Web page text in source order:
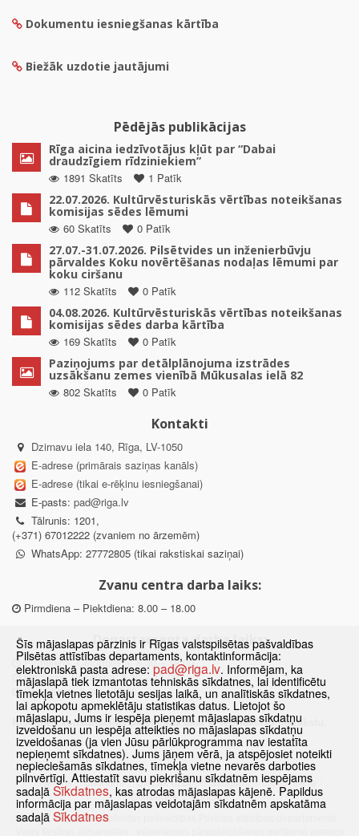
Dokumentu iesniegšanas kārtība
Biežāk uzdotie jautājumi
Pēdējās publikācijas
Rīga aicina iedzīvotājus kļūt par “Dabai
draudzīgiem rīdziniekiem”
1891 Skatīts
1 Patīk
22.07.2026. Kultūrvēsturiskās vērtības noteikšanas
komisijas sēdes lēmumi
60 Skatīts
0 Patīk
27.07.-31.07.2026. Pilsētvides un inženierbūvju
pārvaldes Koku novērtēšanas nodaļas lēmumi par
koku ciršanu
112 Skatīts
0 Patīk
04.08.2026. Kultūrvēsturiskās vērtības noteikšanas
komisijas sēdes darba kārtība
169 Skatīts
0 Patīk
Paziņojums par detālplānojuma izstrādes
uzsākšanu zemes vienībā Mūkusalas ielā 82
802 Skatīts
0 Patīk
Kontakti
Dzirnavu iela 140, Rīga, LV-1050
E-adrese (primārais saziņas kanāls)
E-adrese (tikai e-rēķinu iesniegšanai)
E-pasts: pad@riga.lv
Tālrunis: 1201,
(+371) 67012222 (zvaniem no ārzemēm)
WhatsApp: 27772805 (tikai rakstiskai saziņai)
Zvanu centra darba laiks:
Pirmdiena – Piektdiena: 8.00 – 18.00
Departamenta darba laiks:
Pirmdiena, Ceturtdiena: 8.30 – 18.00
Otrdiena, Trešdiena: 8.30 – 17.00
Piektdiena: 8.30 – 15.00
Klātienes konsultācijas pieejamas tikai ar iepriekšēju pierakstu.
Sākums Jaunumi Biežāk uzdotie jautājumi
Lapas karte
Sīkdatnes
Kontakti
© 2021 Rīgas valstspilsētas pašvaldības Pilsētas attīstības departaments.
Šīs mājaslapas pārzinis ir Rīgas valstspilsētas pašvaldības
Pilsētas attīstības departaments, kontaktinformācija:
elektroniskā pasta adrese: pad@riga.lv. Informējam, ka
mājaslapā tiek izmantotas tehniskās sīkdatnes, lai identificētu
tīmekļa vietnes lietotāju sesijas laikā, un analītiskās sīkdatnes,
lai apkopotu apmeklētāju statistikas datus. Lietojot šo
mājaslapu, Jums ir iespēja pieņemt mājaslapas sīkdatņu
izveidošanu un iespēja atteikties no mājaslapas sīkdatņu
izveidošanas (ja vien Jūsu pārlūkprogramma nav iestatīta
nepieņemt sīkdatnes). Jums jāņem vērā, ja atspējosiet noteikti
nepieciešamās sīkdatnes, tīmekļa vietne nevarēs darboties
pilnvērtīgi. Attiestatīt savu piekrišanu sīkdatnēm iespējams
sadaļā Sīkdatnes, kas atrodas mājaslapas kājenē. Papildus
informācija par mājaslapas veidotajām sīkdatnēm apskatāma
sadaļā Sīkdatnes